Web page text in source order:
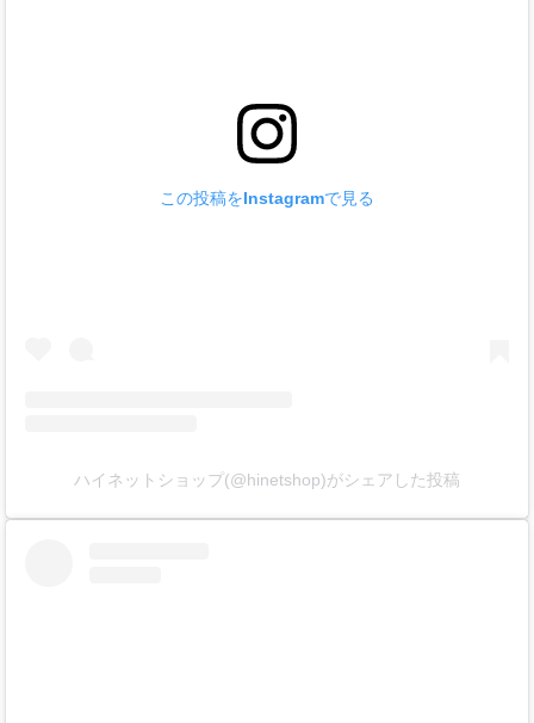
この投稿をInstagramで見る
ハイネットショップ(@hinetshop)がシェアした投稿